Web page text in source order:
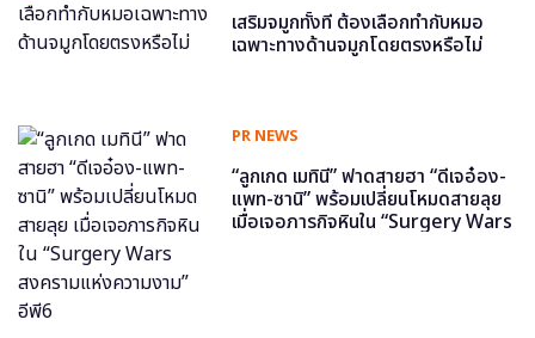
เสริมจมูกทั้งที ต้องเลือกทำกับหมอ
เฉพาะทางด้านจมูกโดยตรงหรือไม่
PR NEWS
“ลูกเกด เมทินี” ฟาดสายฮา “ดีเจอ๋อง-
แพท-ซานิ” พร้อมเปลี่ยนโหมดสายลุย
เมื่อเจอภารกิจหินใน “Surgery Wars